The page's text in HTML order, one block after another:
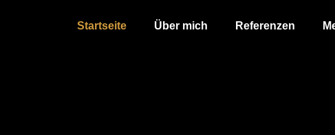
Startseite Über mich Referenzen